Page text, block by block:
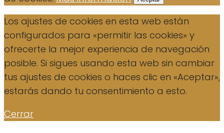
Los ajustes de cookies en esta web están
configurados para «permitir las cookies» y
ofrecerte la mejor experiencia de navegación
posible. Si sigues usando esta web sin cambiar
tus ajustes de cookies o haces clic en «Aceptar»,
estarás dando tu consentimiento a esto.
Cerrar